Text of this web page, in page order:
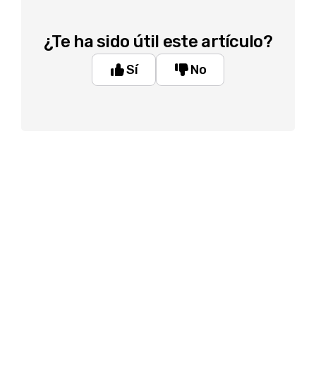
¿Te ha sido útil este artículo?
Sí No